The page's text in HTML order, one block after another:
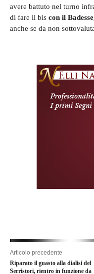
avere battuto nel turno
di fare il bis con il
anche se da non
Articolo precedente
Riparato il guasto alla dialisi del
Serristori, rientro in funzione da